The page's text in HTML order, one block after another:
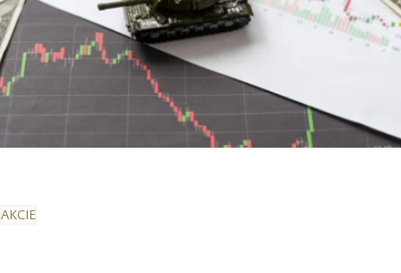
AKCIE